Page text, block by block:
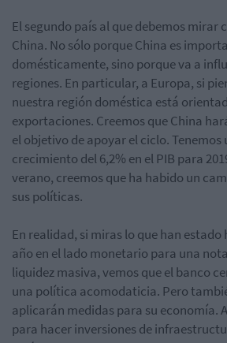
El segundo país al que debemos mirar
China. No sólo porque China es
domésticamente, sino porque va a
regiones. En particular, a Europa, si
nuestra región doméstica está
exportaciones. Creemos que China
el objetivo de apoyar el ciclo. Tenemos
crecimiento del 6,2% en el PIB para
verano, creemos que ha habido un
sus políticas.
En realidad, si miras lo que han
año en el lado monetario para una
liquidez masiva, vemos que el banco
una política acomodaticia. Pero
aplicarán medidas para su economía.
para hacer inversiones de